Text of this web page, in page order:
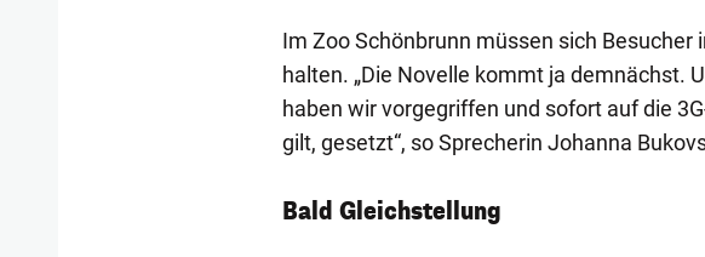
Im Zoo Schönbrunn müssen sich Besucher
halten. „Die Novelle kommt ja demnächst.
haben wir vorgegriffen und sofort auf die
gilt, gesetzt“, so Sprecherin Johanna
Bald Gleichstellung